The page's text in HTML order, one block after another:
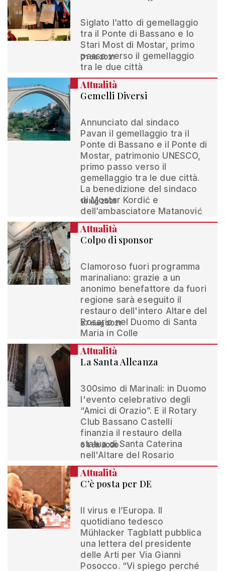
Siglato l’atto di gemellaggio
tra il Ponte di Bassano e lo
Stari Most di Mostar, primo
passo verso il gemellaggio
tra le due città
01 ott 2021
Attualità
Gemelli Diversi
Annunciato dal sindaco
Pavan il gemellaggio tra il
Ponte di Bassano e il Ponte di
Mostar, patrimonio UNESCO,
primo passo verso il
gemellaggio tra le due città.
La benedizione del sindaco
di Mostar Kordić e
dell’ambasciatore Matanović
16 lug 2021
Attualità
Colpo di sponsor
Clamoroso fuori programma
marinaliano: grazie a un
anonimo benefattore da fuori
regione sarà eseguito il
restauro dell'intero Altare del
Rosario nel Duomo di Santa
Maria in Colle
27 mag 2021
Attualità
La Santa Alleanza
300simo di Marinali: in Duomo
l'evento celebrativo degli
“Amici di Orazio”. E il Rotary
Club Bassano Castelli
finanzia il restauro della
statua di Santa Caterina
nell'Altare del Rosario
04 ott 2020
Attualità
C’è posta per DE
Il virus e l’Europa. Il
quotidiano tedesco
Mühlacker Tagblatt pubblica
una lettera del presidente
delle Arti per Via Gianni
Posocco. “Vi spiego perché